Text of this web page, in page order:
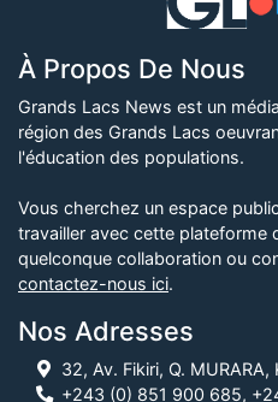
À Propos De Nous
Grands Lacs News est un
région des Grands Lacs
l'éducation des populations.
Vous cherchez un espace
travailler avec cette plateforme
quelconque collaboration ou
contactez-nous ici.
Nos Adresses
32, Av. Fikiri, Q.
+243 (0) 851 900 685,